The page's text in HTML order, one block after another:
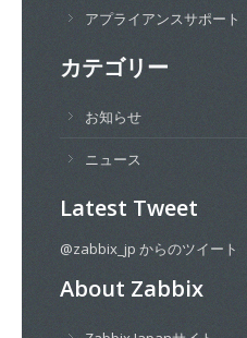
アプライアンスサポート
カテゴリー
お知らせ
ニュース
Latest Tweet
@zabbix_jp からのツイート
About Zabbix